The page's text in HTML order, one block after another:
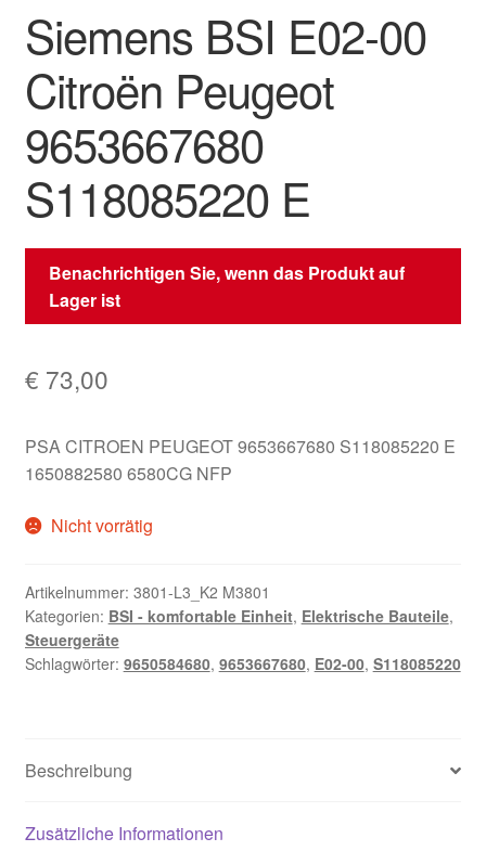
Warenkorb
Weltweiter Versand
Zahlungen
Siemens BSI E02-00
Citroën Peugeot
9653667680
S118085220 E
Benachrichtigen Sie, wenn das Produkt auf
Lager ist
€ 73,00
PSA CITROEN PEUGEOT 9653667680 S118085220 E
1650882580 6580CG NFP
Nicht vorrätig
Artikelnummer: 3801-L3_K2 M3801
Kategorien: BSI - komfortable Einheit, Elektrische Bauteile,
Steuergeräte
Schlagwörter: 9650584680, 9653667680, E02-00, S118085220
Beschreibung
Zusätzliche Informationen